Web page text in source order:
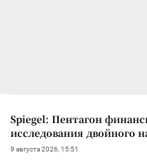
Spiegel: Пентагон
исследования двойного
9 августа 2026, 15:51